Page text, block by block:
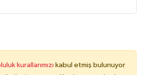
kurallarımızı kabul etmiş bulunuyor